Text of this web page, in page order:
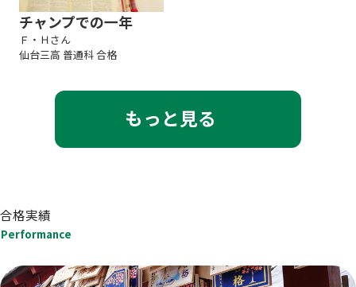
チャンプでの一年
Ｆ・Ｈさん
仙台三高 普通科 合格
もっと見る
合格実績
Performance